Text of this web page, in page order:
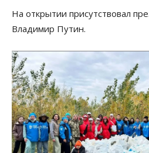
На открытии присутствовал
Владимир Путин.